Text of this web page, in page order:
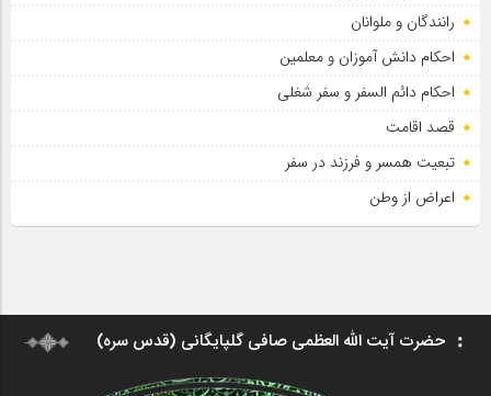
رانندگان و ملوانان
احکام دانش آموزان و معلمین
احکام دائم السفر و سفر شغلی
قصد اقامت
تبعیت همسر و فرزند در سفر
اعراض از وطن
حضرت آیت الله العظمی صافی گلپایگانی (قدس سره)